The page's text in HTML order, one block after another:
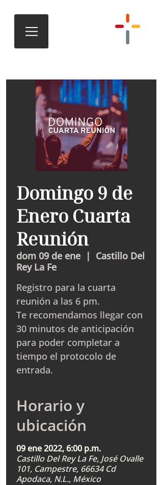
Domingo 9 de
Enero Cuarta
Reunión
dom 09 de ene
  |
Castillo Del
Rey La Fe
Registro para la cuarta
reunión a las 6 pm.
Te recomendamos llegar con
30 minutos de anticipación
para poder completar a
tiempo el protocolo de
entrada.
Horario y
ubicación
09 ene 2022, 6:00 p.m.
Castillo Del Rey La Fe, José Ovalle
101, Campestre, 66634 Cd
Apodaca, N.L., México